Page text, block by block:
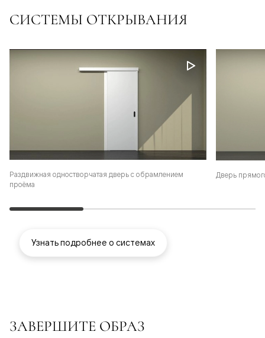
СИСТЕМЫ ОТКРЫВАНИЯ
Раздвижная одностворчатая дверь с обрамлением
проёма
Дверь
Узнать подробнее о системах
ЗАВЕРШИТЕ ОБРАЗ